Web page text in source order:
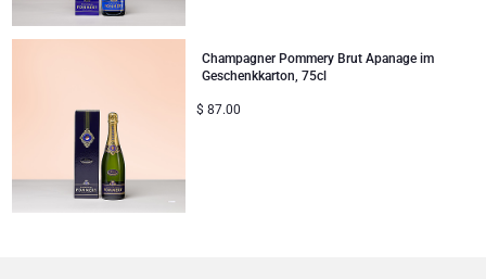
Champagner Pommery Brut Apanage im
Geschenkkarton, 75cl
$ 87.00